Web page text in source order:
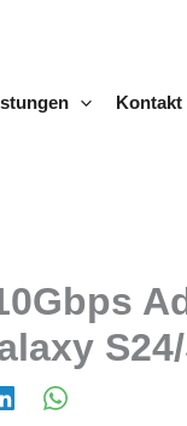
Kontakt